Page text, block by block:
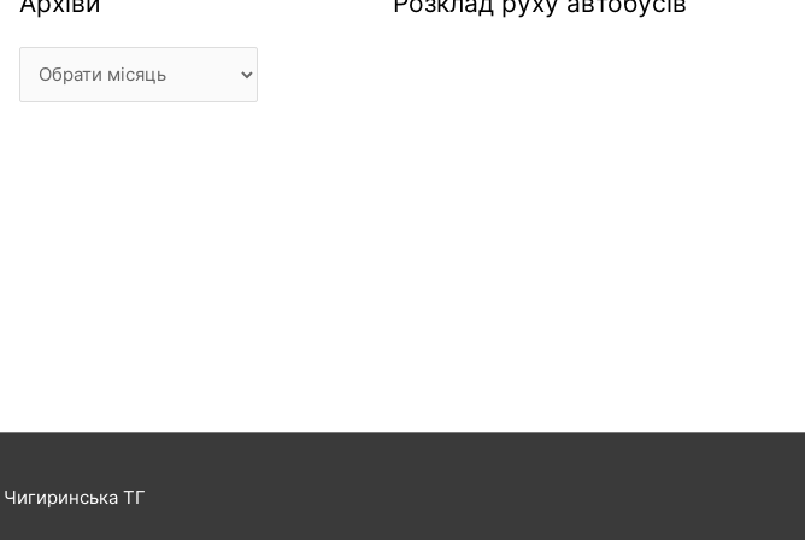
Чигиринська ТГ